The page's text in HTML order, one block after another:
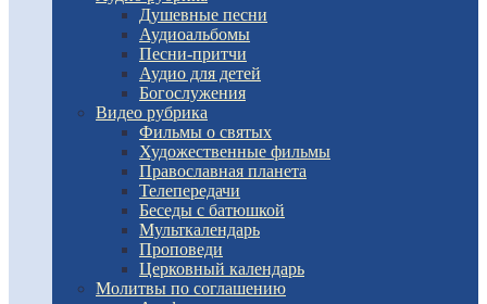
Душевные песни
Аудиоальбомы
Песни-притчи
Аудио для детей
Богослужения
Видео рубрика
Фильмы о святых
Художественные фильмы
Православная планета
Телепередачи
Беседы с батюшкой
Мульткалендарь
Проповеди
Церковный календарь
Молитвы по соглашению